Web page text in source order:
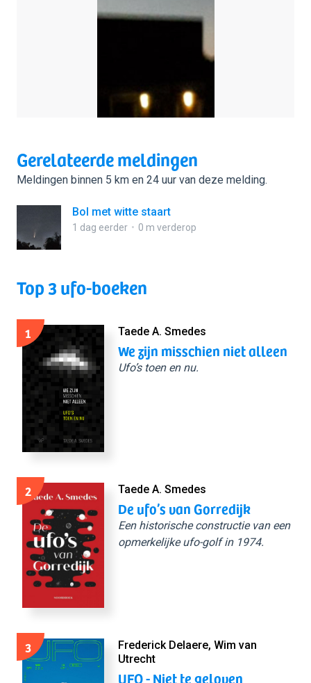
Gerelateerde meldingen
Meldingen binnen 5 km en 24 uur van deze melding.
Bol met witte staart
1 dag eerder 0 m verderop
Top 3 ufo-boeken
1 Taede A. Smedes
We zijn misschien niet alleen
Ufo’s toen en nu.
2 Taede A. Smedes
De ufo’s van Gorredijk
Een historische constructie van een
opmerkelijke ufo-golf in 1974.
3
Frederick Delaere, Wim van
Utrecht
UFO - Niet te geloven